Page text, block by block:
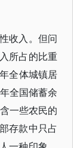
收入。但问
所占的比重
全体城镇居
全国储蓄余
一些农民的
存款中只占